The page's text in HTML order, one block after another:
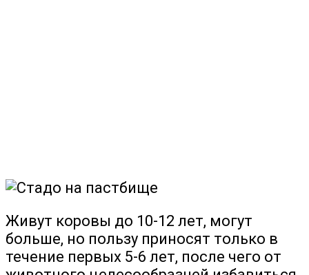
Живут коровы до 10-12 лет, могут
больше, но пользу приносят только в
течение первых 5-6 лет, после чего от